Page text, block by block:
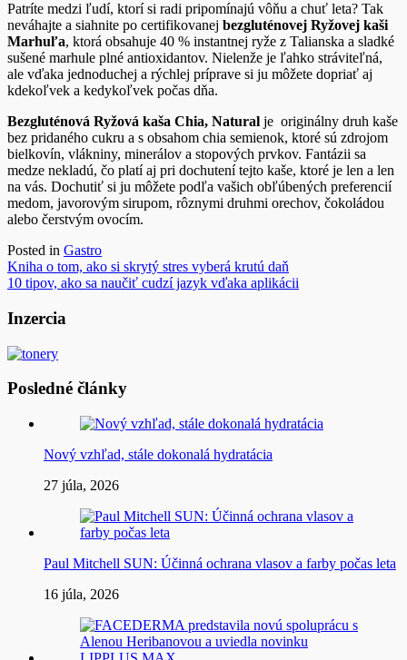
Patríte medzi ľudí, ktorí si radi pripomínajú vôňu a chuť leta? Tak
neváhajte a siahnite po certifikovanej bezgluténovej Ryžovej kaši
Marhuľa, ktorá obsahuje 40 % instantnej ryže z Talianska a sladké
sušené marhule plné antioxidantov. Nielenže je ľahko stráviteľná,
ale vďaka jednoduchej a rýchlej príprave si ju môžete dopriať aj
kdekoľvek a kedykoľvek počas dňa.
Bezgluténová Ryžová kaša Chia, Natural je originálny druh kaše
bez pridaného cukru a s obsahom chia semienok, ktoré sú zdrojom
bielkovín, vlákniny, minerálov a stopových prvkov. Fantázii sa
medze nekladú, čo platí aj pri dochutení tejto kaše, ktoré je len a len
na vás. Dochutiť si ju môžete podľa vašich obľúbených preferencií
medom, javorovým sirupom, rôznymi druhmi orechov, čokoládou
alebo čerstvým ovocím.
Posted in Gastro
Navigácia
v
článku
Kniha o tom, ako si skrytý stres vyberá krutú daň
10 tipov, ako sa naučiť cudzí jazyk vďaka aplikácii
Inzercia
Posledné články
Nový vzhľad, stále dokonalá hydratácia
27 júla, 2026
Paul Mitchell SUN: Účinná ochrana vlasov a farby počas leta
16 júla, 2026